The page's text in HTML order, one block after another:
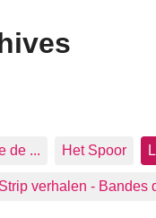
de ... Het Spoor
Strip verhalen - Bandes